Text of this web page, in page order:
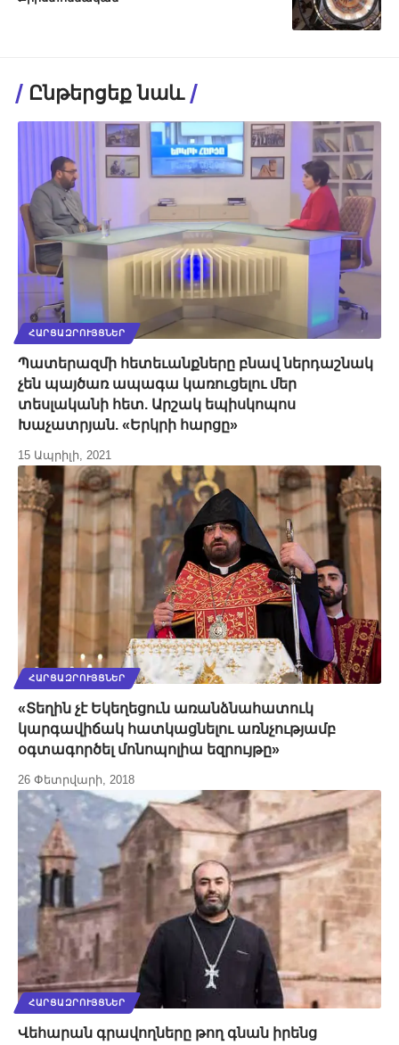
Ընթերցեք նաև
ՀԱՐՑԱԶՐՈՒՅՑՆԵՐ
Պատերազմի հետեւանքները բնավ ներդաշնակ
չեն պայծառ ապագա կառուցելու մեր
տեսլականի հետ. Արշակ եպիսկոպոս
Խաչատրյան. «Երկրի հարցը»
15 Ապրիլի, 2021
ՀԱՐՑԱԶՐՈՒՅՑՆԵՐ
«Տեղին չէ Եկեղեցուն առանձնահատուկ
կարգավիճակ հատկացնելու առնչությամբ
օգտագործել մոնոպոլիա եզրույթը»
26 Փետրվարի, 2018
ՀԱՐՑԱԶՐՈՒՅՑՆԵՐ
Վեհարան գրավողները թող գնան իրենց